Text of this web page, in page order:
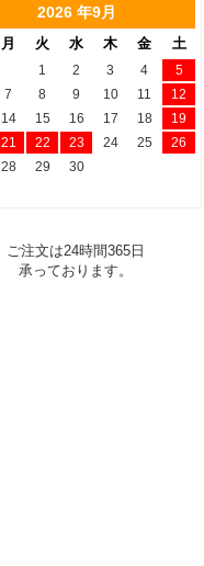
2026 年9月
月 火 水 木 金 土
1 2 3 4
5
7 8 9 10 11
12
14 15 16 17 18
19
21 22 23 24 25
26
28 29 30
ご注文は24時間365日
承っております。